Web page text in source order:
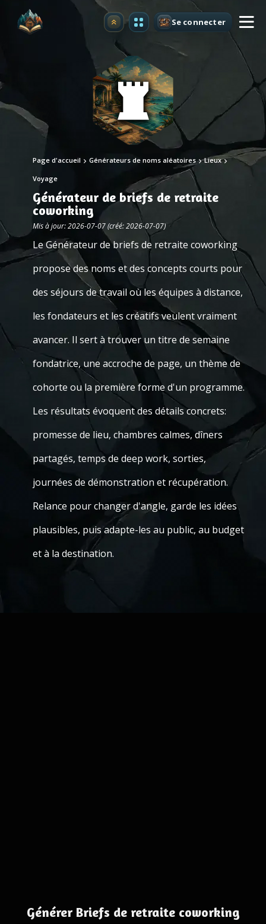
Premium Se connecter
Page d'accueil Générateurs de noms aléatoires Lieux
Voyage
Générateur de briefs de retraite
coworking
Mis à jour: 2026-07-07 (créé: 2026-07-07)
Le Générateur de briefs de retraite coworking
propose des noms et des concepts courts pour
des séjours de travail où les équipes à distance,
les fondateurs et les créatifs veulent vraiment
avancer. Il sert à trouver un titre de semaine
fondatrice, une accroche de page, un thème de
cohorte ou la première forme d'un programme.
Les résultats évoquent des détails concrets:
promesse de lieu, chambres calmes, dîners
partagés, temps de deep work, sorties,
journées de démonstration et récupération.
Relance pour changer d'angle, garde les idées
plausibles, puis adapte-les au public, au budget
et à la destination.
Générer Briefs de retraite coworking